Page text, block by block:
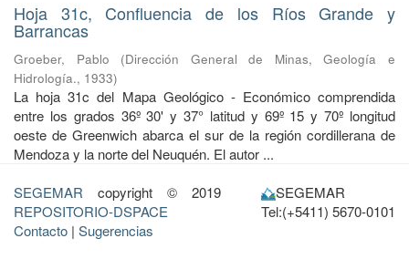
Hoja 31c, Confluencia de los Ríos Grande y
Barrancas
Groeber, Pablo (Dirección General de Minas, Geología e
Hidrología., 1933)
La hoja 31c del Mapa Geológico - Económico comprendida
entre los grados 36º 30' y 37° latitud y 69º 15 y 70º longitud
oeste de Greenwich abarca el sur de la región cordillerana de
Mendoza y la norte del Neuquén. El autor ...
SEGEMAR copyright © 2019
REPOSITORIO-DSPACE
Contacto | Sugerencias
SEGEMAR
Tel:(+5411) 5670-0101